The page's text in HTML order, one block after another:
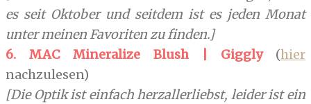
es seit Oktober und seitdem ist es jeden Monat
unter meinen Favoriten zu finden.]
6. MAC Mineralize Blush | Giggly (hier
nachzulesen)
[Die Optik ist einfach herzallerliebst, leider ist ein